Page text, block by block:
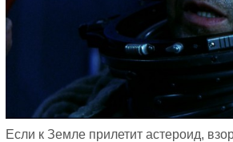
Если к Земле прилетит астероид,